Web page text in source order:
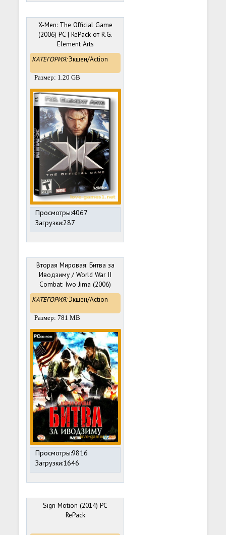
X-Men: The Official Game
(2006) PC | RePack от R.G.
Element Arts
КАТЕГОРИЯ:Экшен/Action
Размер: 1.20 GB
Просмотры:4067
Загрузки:287
Вторая Мировая: Битва за
Иводзиму / World War II
Combat: Iwo Jima (2006)
PC
КАТЕГОРИЯ:Экшен/Action
Размер: 781 MB
Просмотры:9816
Загрузки:1646
Sign Motion (2014) PC
RePack